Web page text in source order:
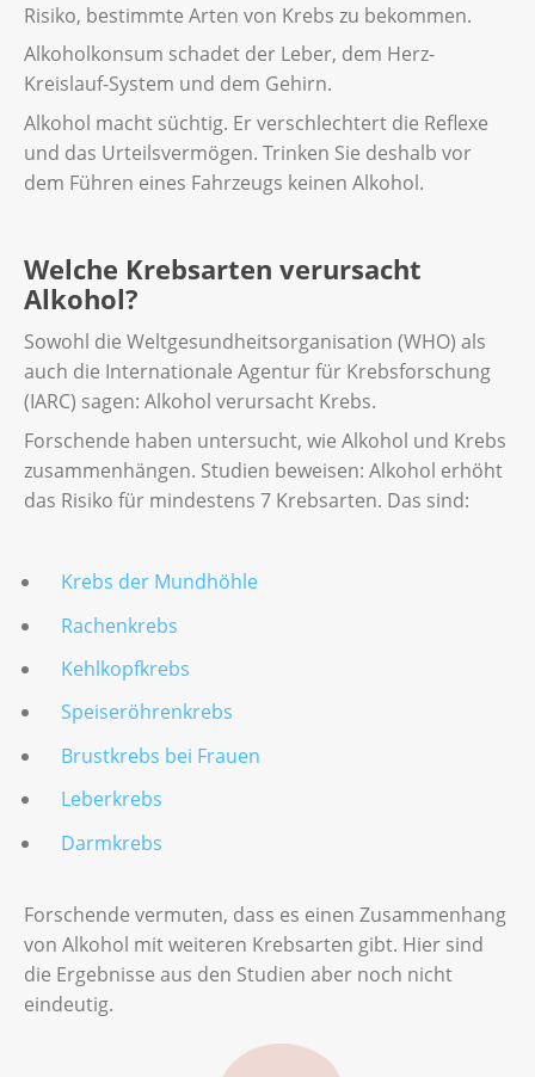
Risiko, bestimmte Arten von Krebs zu bekommen.
Alkoholkonsum schadet der Leber, dem Herz-
Kreislauf-System und dem Gehirn.
Alkohol macht süchtig. Er verschlechtert die Reflexe
und das Urteilsvermögen. Trinken Sie deshalb vor
dem Führen eines Fahrzeugs keinen Alkohol.
Welche Krebsarten verursacht
Alkohol?
Sowohl die Weltgesundheitsorganisation (WHO) als
auch die Internationale Agentur für Krebsforschung
(IARC) sagen: Alkohol verursacht Krebs.
Forschende haben untersucht, wie Alkohol und Krebs
zusammenhängen. Studien beweisen: Alkohol erhöht
das Risiko für mindestens 7 Krebsarten. Das sind:
Krebs der Mundhöhle
Rachenkrebs
Kehlkopfkrebs
Speiseröhrenkrebs
Brustkrebs bei Frauen
Leberkrebs
Darmkrebs
Forschende vermuten, dass es einen Zusammenhang
von Alkohol mit weiteren Krebsarten gibt. Hier sind
die Ergebnisse aus den Studien aber noch nicht
eindeutig.